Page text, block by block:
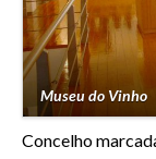
Museu do Vinho
Concelho